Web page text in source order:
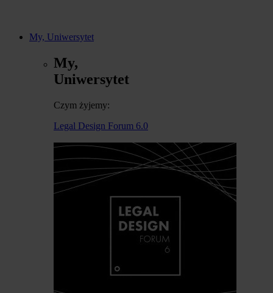
My, Uniwersytet
My,
Uniwersytet
Czym żyjemy:
Legal Design Forum 6.0